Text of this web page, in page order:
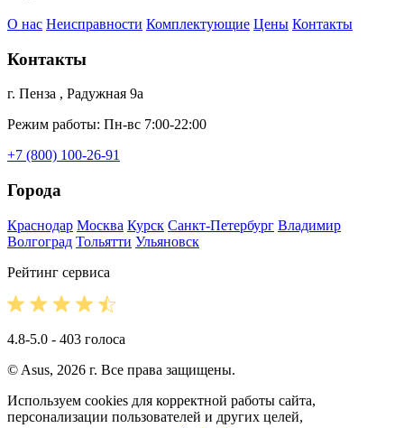
О нас Неисправности Комплектующие Цены Контакты
Контакты
г. Пенза , Радужная 9а
Режим работы: Пн-вс 7:00-22:00
+7 (800) 100-26-91
Города
Краснодар Москва Курск Санкт-Петербург Владимир
Волгоград Тольятти Ульяновск
Рейтинг сервиса
4.8-5.0 - 403 голоса
© Asus, 2026 г. Все права защищены.
Используем cookies для корректной работы сайта,
персонализации пользователей и других целей,